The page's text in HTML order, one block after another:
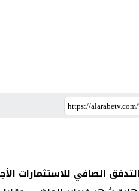
الصافي للاستثمارات